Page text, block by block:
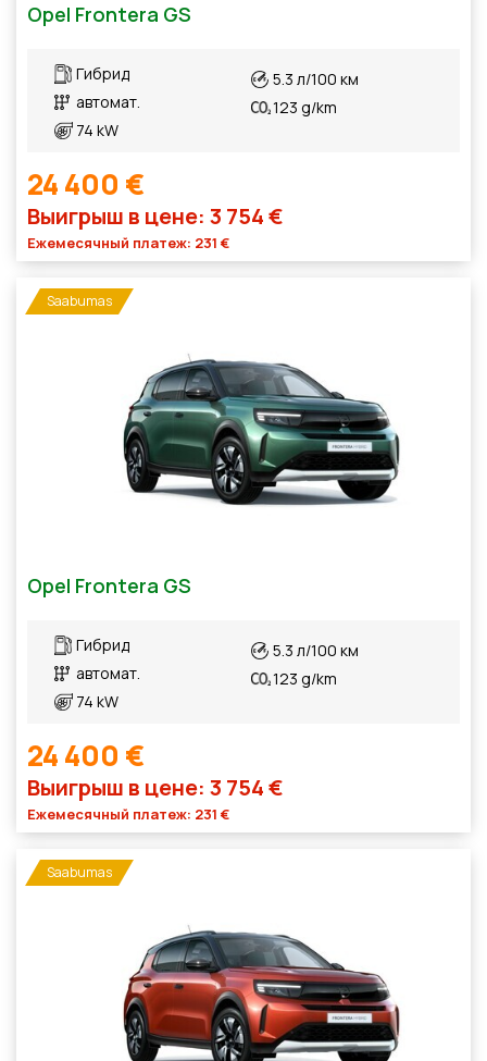
Opel Frontera GS
Гибрид
автомат.
74 kW
5.3 л/100 км
123 g/km
24 400 €
Выигрыш в цене: 3 754 €
Ежемесячный платеж: 231 €
Saabumas
Opel Frontera GS
Гибрид
автомат.
74 kW
5.3 л/100 км
123 g/km
24 400 €
Выигрыш в цене: 3 754 €
Ежемесячный платеж: 231 €
Saabumas